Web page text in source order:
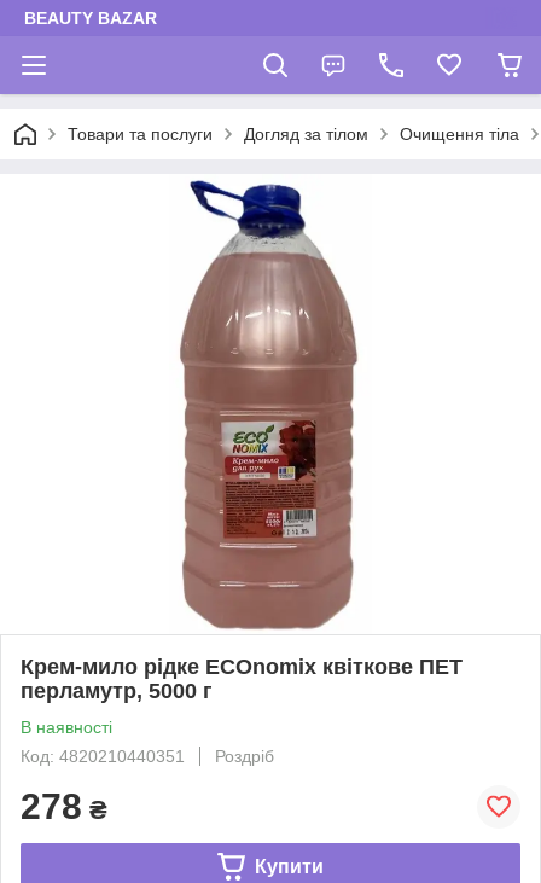
BEAUTY BAZAR
Товари та послуги Догляд за тілом Очищення тіла
Крем-мило рідке ECOnomix квіткове ПЕТ
перламутр, 5000 г
В наявності
Код: 4820210440351
Роздріб
278 ₴
Купити